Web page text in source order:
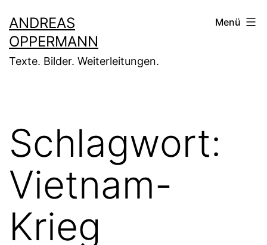
Inhalt
springen
ANDREAS
OPPERMANN
Texte. Bilder. Weiterleitungen.
Menü
Schlagwort:
Vietnam-
Krieg